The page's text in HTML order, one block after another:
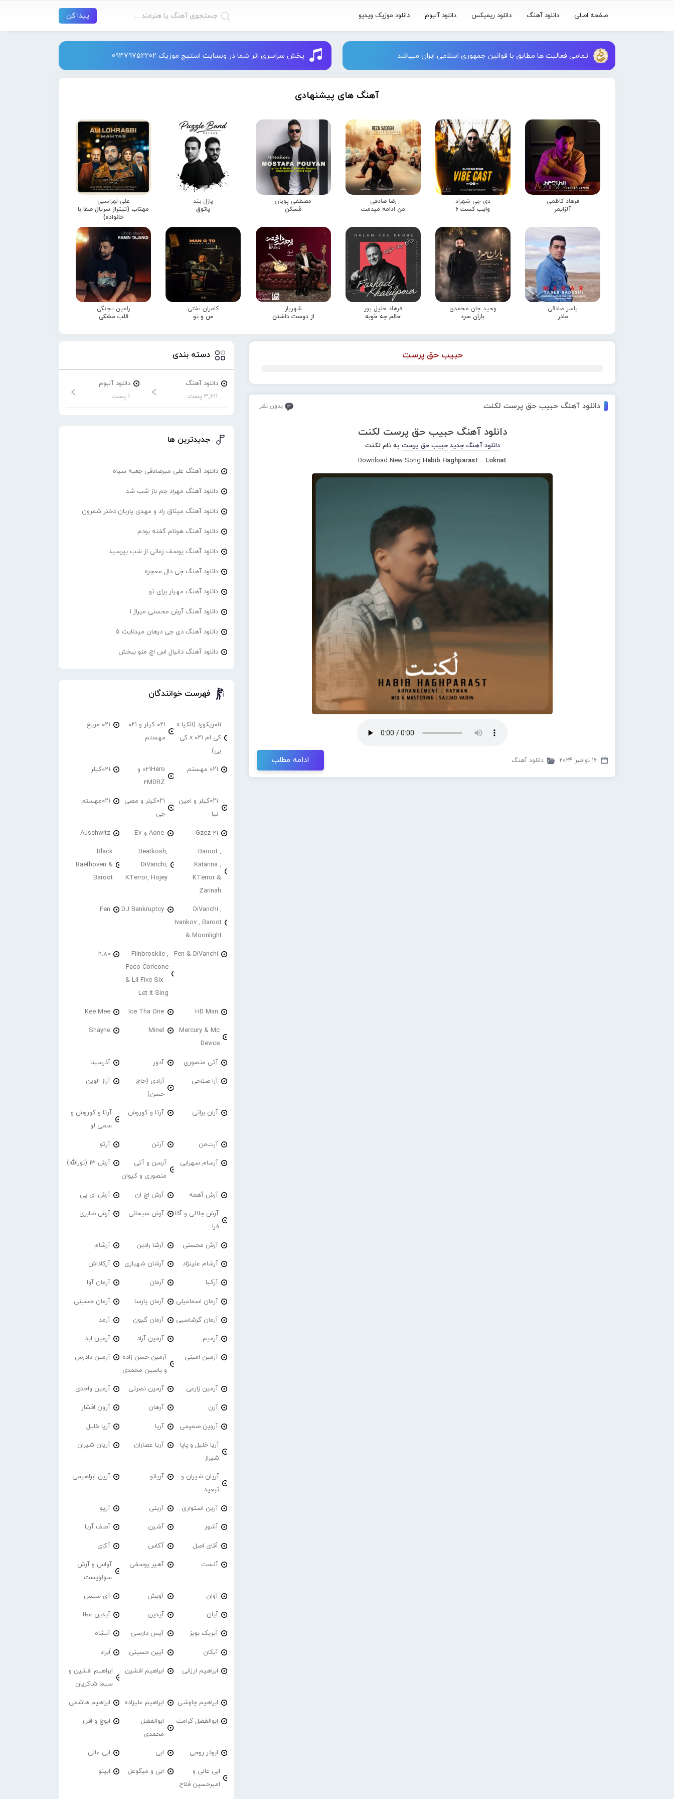
صفحه اصلی دانلود آهنگ دانلود ریمیکس دانلود آلبوم دانلود موزیک ویدیو
تمامی فعالیت ها مطابق با قوانین جمهوری اسلامی ایران میباشد پخش سراسری اثر شما در وبسایت استیج موزیک 09379752202
آهنگ های پیشنهادی
فرهاد کاظمی
آلزایمر
دی جی شهراد
وایب کست 6
رضا صادقی
من ادامه میدمت
مصطفی پویان
مُسکن
پازل بند
پاتوق
علی لهراسبی
مهتاب (تیتراژ سریال صفا با
خانواده)
یاسر صادقی
مادر
وحید جان محمدی
باران سرد
فرهاد خلیل پور
حالم چه خوبه
شهریار
از دوست داشتن
کامران تفتی
من و تو
رامین تجنگی
قلب مشکی
حبیب حق پرست
دانلود آهنگ حبیب حق پرست لکنت بدون نظر
دانلود آهنگ حبیب حق پرست لکنت
دانلود آهنگ جدید حبیب حق پرست به نام لکنت
Download New Song Habib Haghparast – Loknat
16 نوامبر 2024 دانلود آهنگ ادامه مطلب
دسته بندی
دانلود آهنگ
3,611 پست
دانلود آلبوم
1 پست
جدیدترین ها
دانلود آهنگ علی میرصادقی جعبه سیاه
دانلود آهنگ مهراد جم باز شب شد
دانلود آهنگ میثاق راد و مهدی یاریان دختر شمرون
دانلود آهنگ هونام گفته بودم
دانلود آهنگ یوسف زمانی از شب بپرسید
دانلود آهنگ جی دال معجزه
دانلود آهنگ مهیار برای تو
دانلود آهنگ آرش محسنی میراژ 1
دانلود آهنگ دی جی درهان میدنایت 5
دانلود آهنگ دانیال اس اچ منو ببخش
فهرست خوانندگان
۰۱۱ریکورد (الکیا x
کی ام ۰۲۱ x کی
بی)
۰۲۱ کیلر و ۰۲۱
مهستم
۰۲۱ مریخ
۰۲۱ مهستم
021Hero و
2MDRZ
021کیلر
۰۲۱کیلر و امین
نیا
۰۲۱کیلر و مصی
جی
۰۲۱مهستم
21 Gzez Aone و E7 Auschwitz
Baroot ,
Katarina ,
KTerror &
Zarinah
Beatkosh,
DiVanchi,
KTerror, Hojey
Black
Baethoven &
Baroot
DiVanchi ,
Ivankov , Baroot
& Moonlight
DJ Bankruptcy
Fen
Fen & DiVanchi
Fiinbroskiie ,
Paco Corleone
& Lil Five Six –
Let It Sing
h.80
HD Man
Ice Tha One
Kee Mee
Mercury & Mc
Device
Minel
Shayne
آتی منصوری آدور آذرسینا
آرا صلاحی
آرادی (حاج
حسن)
آراز الوین
آران براتی آرتا و کوروش
آرتا و کوروش و
سمی لو
آرت‌من آرتن آرتو
آرسام سهرابی
آرسن و آتی
منصوری و کیوان
آرش 13 (نورالله)
آرش آهمه آرش اچ ان آرش ای پی
آرش جلالی و آقا
فرا
آرش سبحانی آرش صابری
آرش محسنی آرشا رادین آرشام
آرشام علینژاد آرشان شهبازی آرکاداش
آرکیا آرمان آرمان آوا
آرمان اسماعیلی آرمان پارسا آرمان حسینی
آرمان گرشاسبی آرمان گیون آرمد
آرمیم آرمین آراد آرمین ابد
آرمین امینی
آرمین حسن زاده
و یاسین محمدی
آرمین دادرس
آرمین زارعی آرمین نصرتی آرمین واحدی
آرن آرهان آرون افشار
آروین صمیمی آریا آریا خلیل
آریا خلیل و پاپا
شیراز
آریا عصاران آریان شیران
آریان شیران و
تبعید
آریانو آرین ابراهیمی
آرین استواری آرینی آریو
آشور آشین آصف آریا
آقای اصل آکاس آکای
آنست آهیر یوسفی
آواس و آرش
سولویست
آوان آویش آی سیس
آیان آیدین آیدین عطا
آیریک بویز آیس دارسی آیشاه
آیکان آیین حسینی اَبراد
ابراهیم ارزانی ابراهیم افشین
ابراهیم افشین و
سیما شاکریان
ابراهیم چاوشی ابراهیم علیزاده ابراهیم هاشمی
ابوالفضل کرامت
ابوالفضل
محمدی
ابوچ و اقرار
ابوذر روحی ابی ابی عالی
ابی عالی و
امیرحسین فلاح
ابی و میگوعل ابینو